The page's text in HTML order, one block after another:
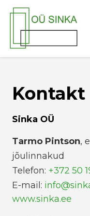
Kontakt
Sinka OÜ
Tarmo Pintson,
jõulinnakud
Telefon: +372 50
E-mail:
www.sinka.ee